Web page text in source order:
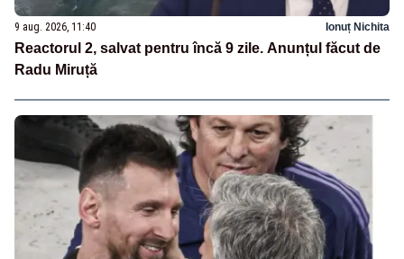
9 aug. 2026, 11:40 Ionuț Nichita
Reactorul 2, salvat pentru încă 9 zile. Anunțul făcut de
Radu Miruță